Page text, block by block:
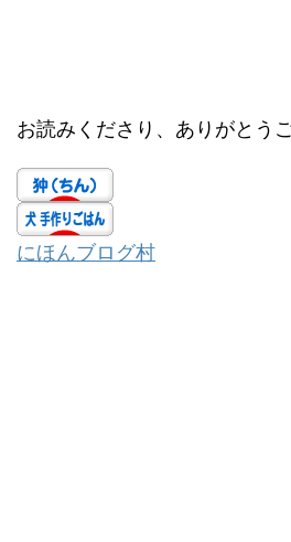
お読みくださり、ありがとう
にほんブログ村